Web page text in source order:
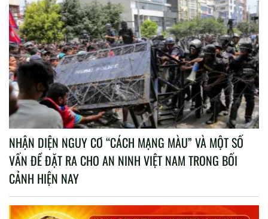
NHẬN DIỆN NGUY CƠ “CÁCH MẠNG MÀU” VÀ MỘT SỐ
VẤN ĐỀ ĐẶT RA CHO AN NINH VIỆT NAM TRONG BỐI
CẢNH HIỆN NAY